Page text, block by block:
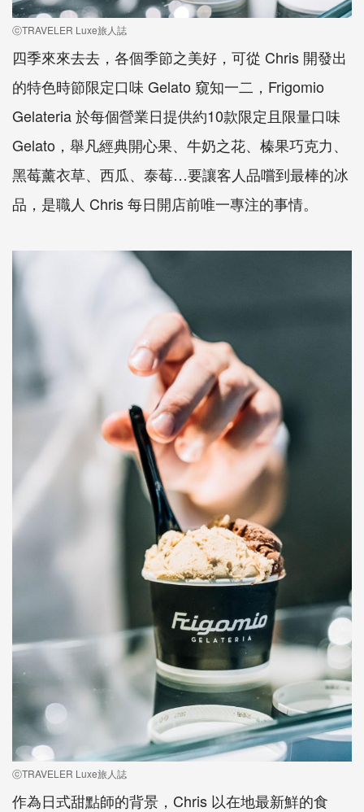
ⓒTRAVELER Luxe旅人誌
四季來來去去，各個季節之美好，可從 Chris 開發出
的特色時節限定口味 Gelato 窺知一二，Frigomio
Gelateria 於每個營業日提供約10款限定且限量口味
Gelato，舉凡經典開心果、牛奶之花、榛果巧克力、
黑莓薰衣草、西瓜、泰莓…要讓客人品嚐到最棒的冰
品，是職人 Chris 每日開店前唯一專注的事情。
ⓒTRAVELER Luxe旅人誌
作為日式甜點師的背景，Chris 以在地最新鮮的食